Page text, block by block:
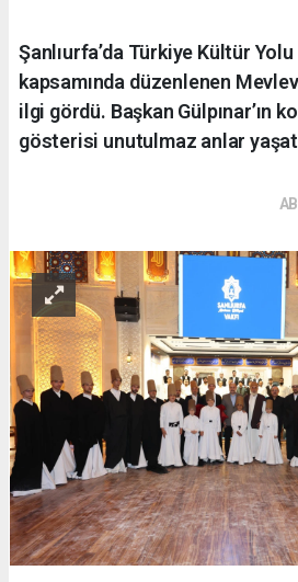
Şanlıurfa’da Türkiye Kültür
kapsamında düzenlenen
ilgi gördü. Başkan Gülpınar’ın
gösterisi unutulmaz anlar